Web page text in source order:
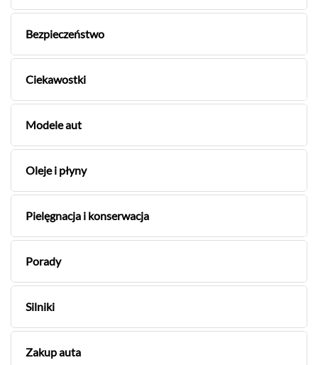
Bezpieczeństwo
Ciekawostki
Modele aut
Oleje i płyny
Pielęgnacja i konserwacja
Porady
Silniki
Zakup auta